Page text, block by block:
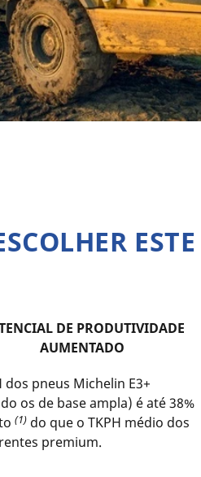
DE PRODUTIVIDADE
AUMENTADO
dos pneus Michelin E3+
os de base ampla) é até 38%
(1) do que o TKPH médio dos
premium.